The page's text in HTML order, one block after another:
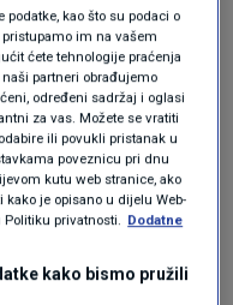
podatke, kao što su podaci o
im na vašem
ćete tehnologije praćenja
partneri obrađujemo
određeni sadržaj i oglasi
za vas. Možete se vratiti
ili povukli pristanak u
poveznicu pri dnu
kutu web stranice, ako
je opisano u dijelu Web-
privatnosti. Dodatne
kako bismo pružili